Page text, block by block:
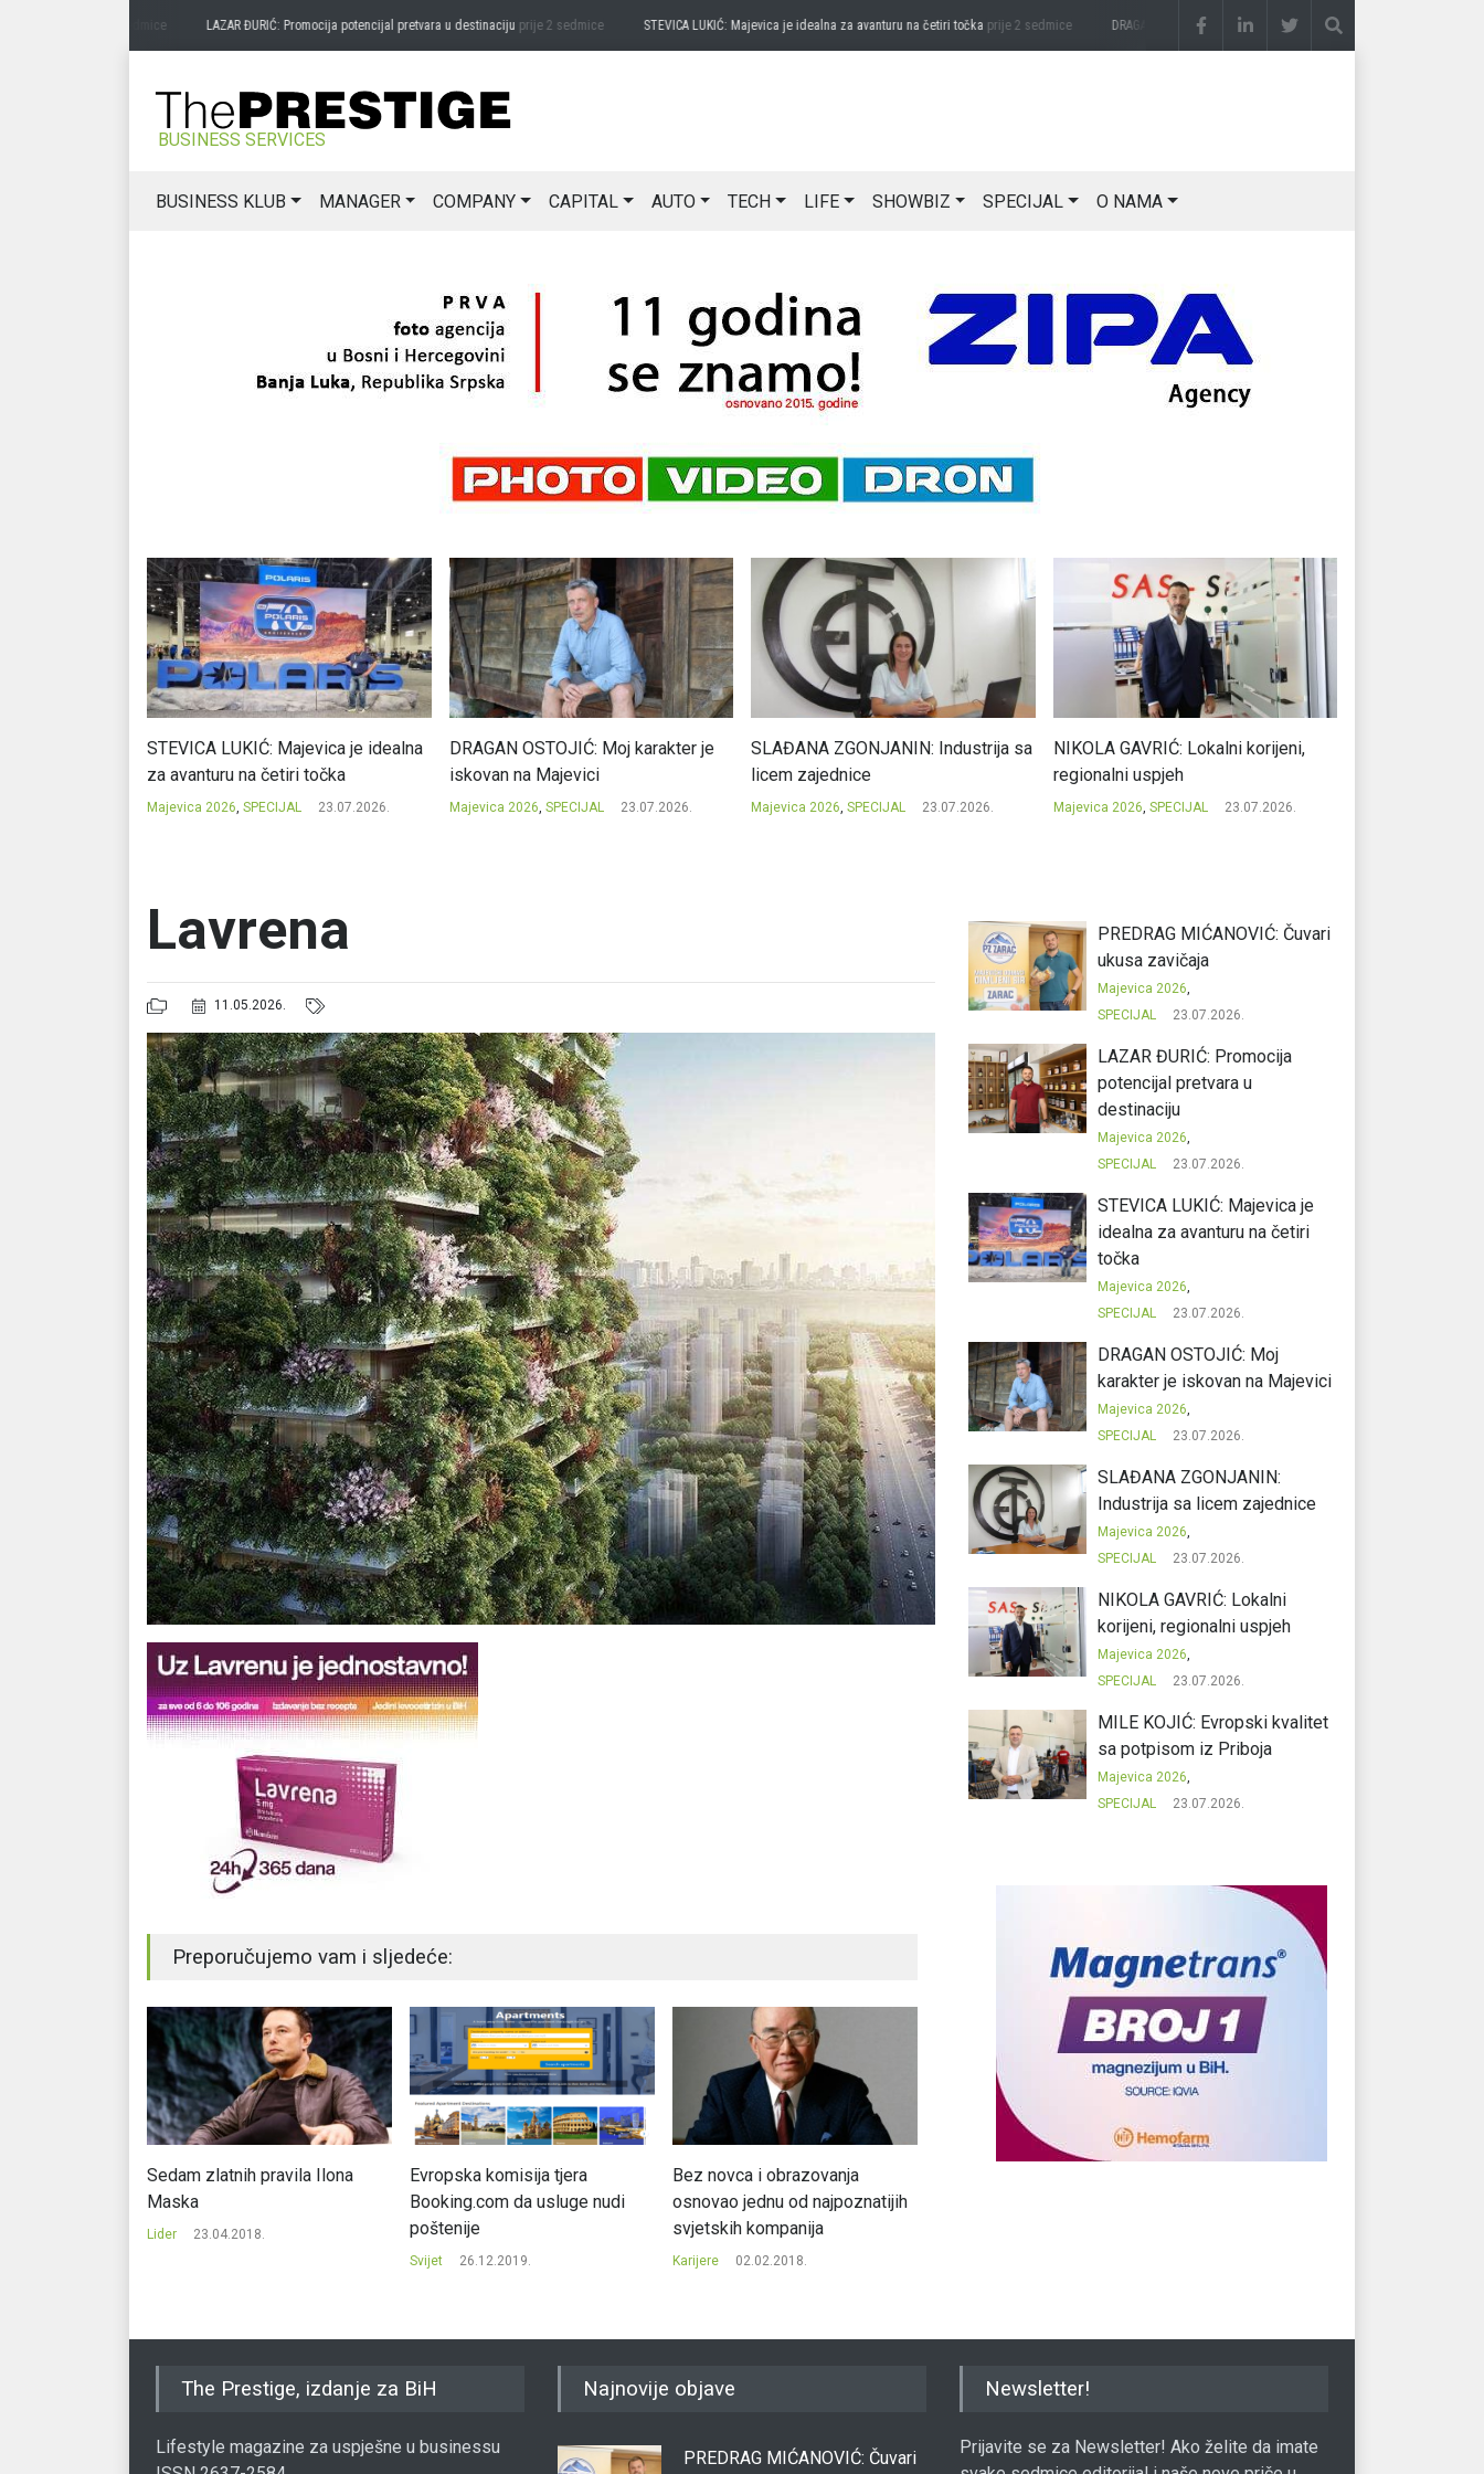
LAZAR ĐURIĆ: Promocija potencijal pretvara u destinacijuprije 2 sedmice STEVICA LUKIĆ: Majevica je idealna za avanturu na četiri točkaprije 2 sedmice DRAGAN OSTOJIĆ: Moj karakter je iskovan na Majevici
BUSINESS SERVICES
BUSINESS KLUB MANAGER COMPANY CAPITAL AUTO TECH LIFE SHOWBIZ SPECIJAL O NAMA
STEVICA LUKIĆ: Majevica je idealna
za avanturu na četiri točka
Majevica 2026, SPECIJAL 23.07.2026.
DRAGAN OSTOJIĆ: Moj karakter je
iskovan na Majevici
Majevica 2026, SPECIJAL 23.07.2026.
SLAĐANA ZGONJANIN: Industrija sa
licem zajednice
Majevica 2026, SPECIJAL 23.07.2026.
NIKOLA GAVRIĆ: Lokalni korijeni,
regionalni uspjeh
Majevica 2026, SPECIJAL 23.07.2026.
Lavrena
11.05.2026.
Preporučujemo vam i sljedeće:
Sedam zlatnih pravila Ilona
Maska
Lider 23.04.2018.
Evropska komisija tjera
Booking.com da usluge nudi
poštenije
Svijet 26.12.2019.
Bez novca i obrazovanja
osnovao jednu od najpoznatijih
svjetskih kompanija
Karijere 02.02.2018.
PREDRAG MIĆANOVIĆ: Čuvari
ukusa zavičaja
Majevica 2026,
SPECIJAL
23.07.2026.
LAZAR ĐURIĆ: Promocija
potencijal pretvara u
destinaciju
Majevica 2026,
SPECIJAL
23.07.2026.
STEVICA LUKIĆ: Majevica je
idealna za avanturu na četiri
točka
Majevica 2026,
SPECIJAL
23.07.2026.
DRAGAN OSTOJIĆ: Moj
karakter je iskovan na Majevici
Majevica 2026,
SPECIJAL
23.07.2026.
SLAĐANA ZGONJANIN:
Industrija sa licem zajednice
Majevica 2026,
SPECIJAL
23.07.2026.
NIKOLA GAVRIĆ: Lokalni
korijeni, regionalni uspjeh
Majevica 2026,
SPECIJAL
23.07.2026.
MILE KOJIĆ: Evropski kvalitet
sa potpisom iz Priboja
Majevica 2026,
SPECIJAL
23.07.2026.
The Prestige, izdanje za BiH
Lifestyle magazine za uspješne u businessu
Najnovije objave
PREDRAG MIĆANOVIĆ: Čuvari
Newsletter!
Prijavite se za Newsletter! Ako želite da imate